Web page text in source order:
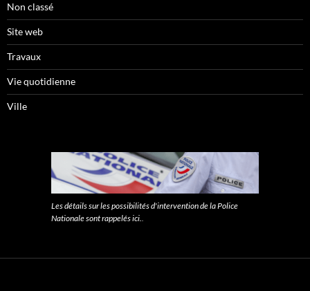
Non classé
Site web
Travaux
Vie quotidienne
Ville
Les détails sur les possibilités d'intervention de la Police
Nationale sont rappelés ici..